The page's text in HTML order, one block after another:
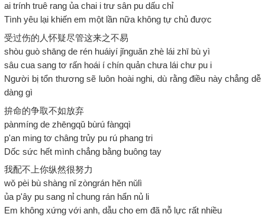
ai trính truê rang ủa chai i trư sân pu dấu chỉ
Tình yêu lại khiến em một lần nữa không tự chủ được
受过伤的人怀疑尽管这来之不易
shòu guò shāng de rén huáiyí jǐnguǎn zhè lái zhī bù yì
sâu cua sang tơ rấn hoái í chín quản chưa lái chư pu i
Người bị tổn thương sẽ luôn hoài nghi, dù rằng điều này chẳng dễ
dàng gì
拚命的争取不如放弃
pànmíng de zhēngqǔ bùrú fàngqì
p'an ming tơ châng trủy pu rú phang tri
Dốc sức hết mình chẳng bằng buông tay
我配不上你纵然很努力
wǒ pèi bù shàng nǐ zòngrán hěn nǔlì
ủa p'ây pu sang nỉ chung rán hẩn nủ li
Em không xứng với anh, dẫu cho em đã nỗ lực rất nhiều